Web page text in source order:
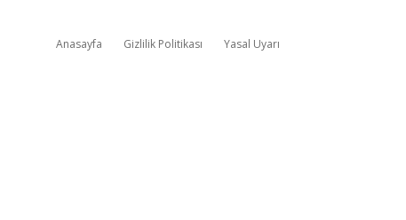
Anasayfa Gizlilik Politikası Yasal Uyarı